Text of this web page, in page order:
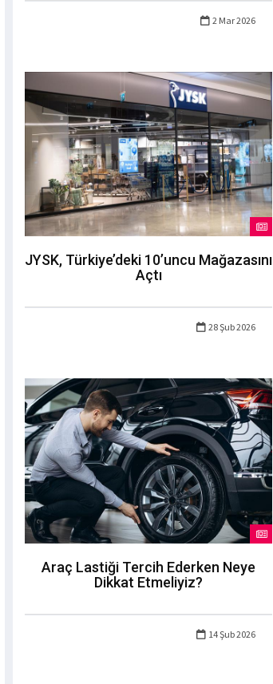
2 Mar 2026
JYSK, Türkiye’deki 10’uncu Mağazasını
Açtı
28 Şub 2026
Araç Lastiği Tercih Ederken Neye
Dikkat Etmeliyiz?
14 Şub 2026